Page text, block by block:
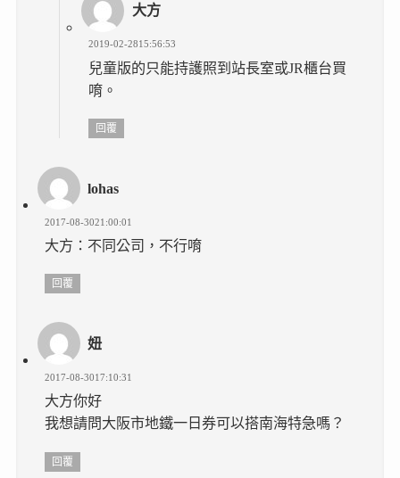
大方
2019-02-2815:56:53
兒童版的只能持護照到站長室或JR櫃台買
唷。
回覆
lohas
2017-08-3021:00:01
大方：不同公司，不行唷
回覆
妞
2017-08-3017:10:31
大方你好
我想請問大阪市地鐵一日券可以搭南海特急嗎？
回覆